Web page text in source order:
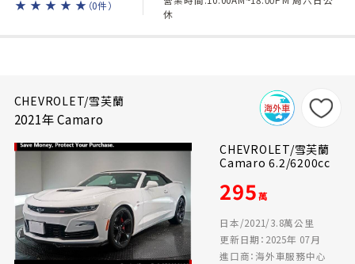
★ ★ ★ ★ ★ （0件）
休
CHEVROLET/雪芙蘭
2021年 Camaro
CHEVROLET/雪芙蘭
Camaro 6.2/6200cc
295萬
日本/2021/3.8萬公里
更新日期：2025年 07月
進口商：海外車服務中心